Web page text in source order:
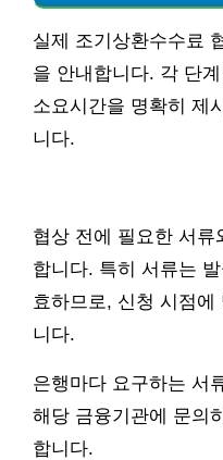
실제 조기상환수수료
을 안내합니다. 각 단
소요시간을 명확히 제
니다.
협상 전에 필요한 서
합니다. 특히 서류는
효하므로, 신청 시점
니다.
은행마다 요구하는 서
해당 금융기관에 문의
합니다.